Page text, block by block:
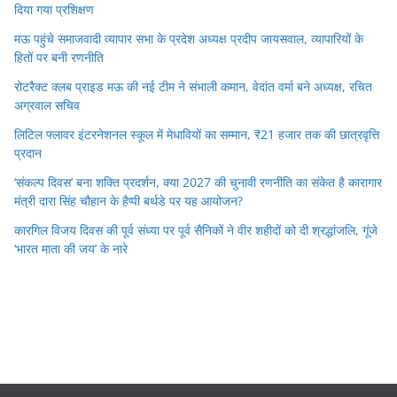
दिया गया प्रशिक्षण
मऊ पहुंचे समाजवादी व्यापार सभा के प्रदेश अध्यक्ष प्रदीप जायसवाल, व्यापारियों के
हितों पर बनी रणनीति
रोटरैक्ट क्लब प्राइड मऊ की नई टीम ने संभाली कमान, वेदांत वर्मा बने अध्यक्ष, रचित
अग्रवाल सचिव
लिटिल फ्लावर इंटरनेशनल स्कूल में मेधावियों का सम्मान, ₹21 हजार तक की छात्रवृत्ति
प्रदान
‘संकल्प दिवस’ बना शक्ति प्रदर्शन, क्या 2027 की चुनावी रणनीति का संकेत है कारागार
मंत्री दारा सिंह चौहान के हैप्पी बर्थडे पर यह आयोजन?
कारगिल विजय दिवस की पूर्व संध्या पर पूर्व सैनिकों ने वीर शहीदों को दी श्रद्धांजलि, गूंजे
‘भारत माता की जय’ के नारे